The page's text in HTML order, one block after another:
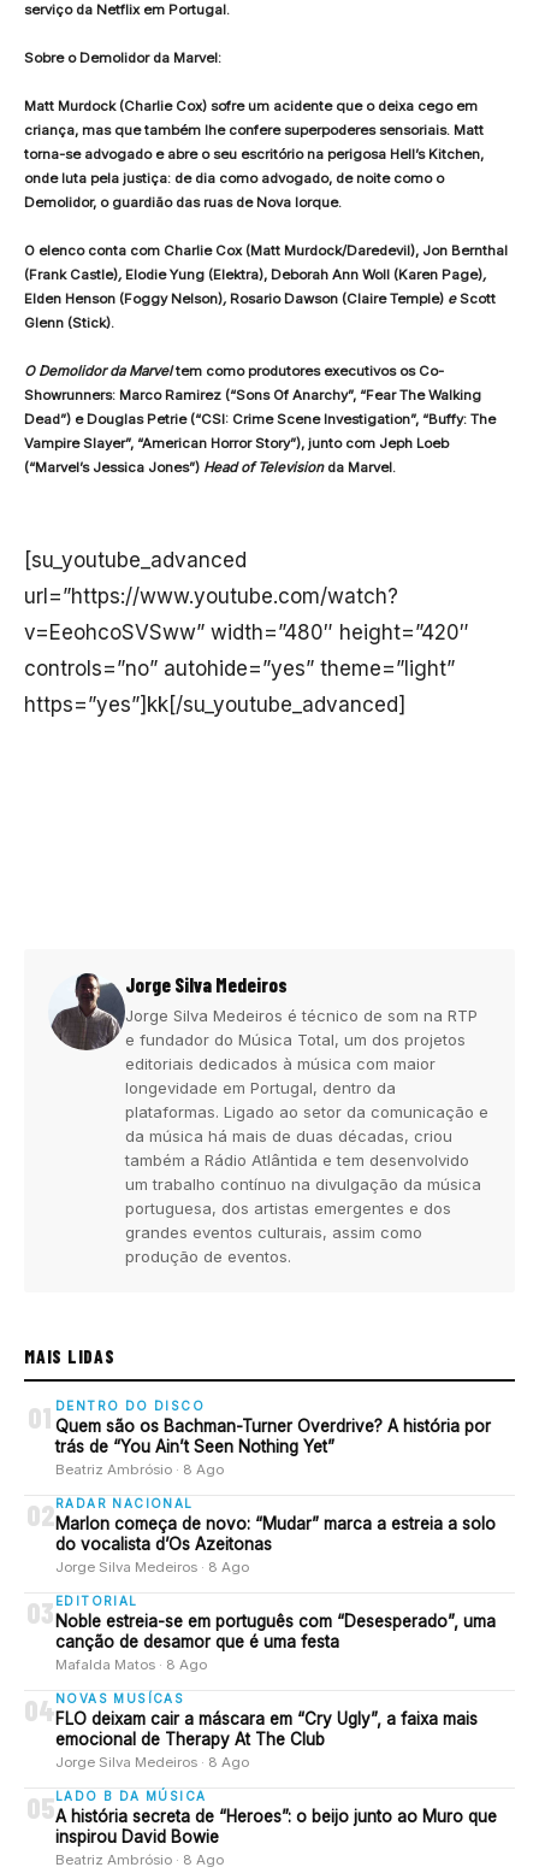
serviço da Netflix em Portugal.
Sobre o Demolidor da Marvel:
Matt Murdock (Charlie Cox) sofre um acidente que o deixa cego em
criança, mas que também lhe confere superpoderes sensoriais. Matt
torna-se advogado e abre o seu escritório na perigosa Hell’s Kitchen,
onde luta pela justiça: de dia como advogado, de noite como o
Demolidor, o guardião das ruas de Nova Iorque.
O elenco conta com Charlie Cox (Matt Murdock/Daredevil), Jon Bernthal
(Frank Castle), Elodie Yung (Elektra), Deborah Ann Woll (Karen Page),
Elden Henson (Foggy Nelson), Rosario Dawson (Claire Temple) eScott
Glenn (Stick).
O Demolidor da Marveltem como produtores executivos os Co-
Showrunners: Marco Ramirez (“Sons Of Anarchy”, “Fear The Walking
Dead”) e Douglas Petrie (“CSI: Crime Scene Investigation”, “Buffy: The
Vampire Slayer”, “American Horror Story”), junto com Jeph Loeb
(“Marvel’s Jessica Jones”) Head of Televisionda Marvel.
[su_youtube_advanced
url=”https://www.youtube.com/watch?
v=EeohcoSVSww” width=”480″ height=”420″
controls=”no” autohide=”yes” theme=”light”
https=”yes”]kk[/su_youtube_advanced]
Jorge Silva Medeiros
Jorge Silva Medeiros é técnico de som na RTP
e fundador do Música Total, um dos projetos
editoriais dedicados à música com maior
longevidade em Portugal, dentro da
plataformas. Ligado ao setor da comunicação e
da música há mais de duas décadas, criou
também a Rádio Atlântida e tem desenvolvido
um trabalho contínuo na divulgação da música
portuguesa, dos artistas emergentes e dos
grandes eventos culturais, assim como
produção de eventos.
MAIS LIDAS
01 DENTRO DO DISCO
Quem são os Bachman-Turner Overdrive? A história por
trás de “You Ain’t Seen Nothing Yet”
Beatriz Ambrósio · 8 Ago
02 RADAR NACIONAL
Marlon começa de novo: “Mudar” marca a estreia a solo
do vocalista d’Os Azeitonas
Jorge Silva Medeiros · 8 Ago
03 EDITORIAL
Noble estreia-se em português com “Desesperado”, uma
canção de desamor que é uma festa
Mafalda Matos · 8 Ago
04 NOVAS MUSÍCAS
FLO deixam cair a máscara em “Cry Ugly”, a faixa mais
emocional de Therapy At The Club
Jorge Silva Medeiros · 8 Ago
05 LADO B DA MÚSICA
A história secreta de “Heroes”: o beijo junto ao Muro que
inspirou David Bowie
Beatriz Ambrósio · 8 Ago